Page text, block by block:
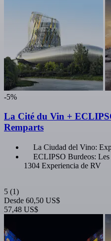
-5%
La Cité du Vin +
Remparts
La Ciudad del Vino:
ECLIPSO Burdeos: Les
1304 Experiencia de RV
5 (1)
Desde 60,50 US$
57,48 US$